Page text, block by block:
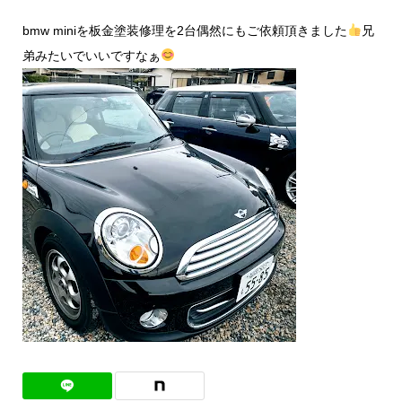
bmw miniを板金塗装修理を2台偶然にもご依頼頂きました
兄
弟みたいでいいですなぁ